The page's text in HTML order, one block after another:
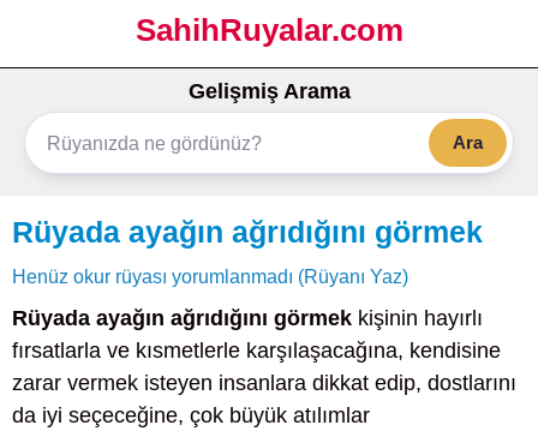
SahihRuyalar.com
Gelişmiş Arama
Ara
Rüyada ayağın ağrıdığını görmek
Henüz okur rüyası yorumlanmadı (Rüyanı Yaz)
Rüyada ayağın ağrıdığını görmek kişinin hayırlı
fırsatlarla ve kısmetlerle karşılaşacağına, kendisine
zarar vermek isteyen insanlara dikkat edip, dostlarını
da iyi seçeceğine, çok büyük atılımlar